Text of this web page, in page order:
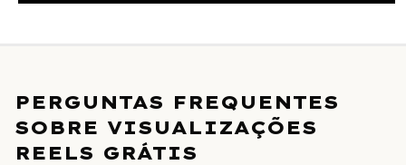
PERGUNTAS FREQUENTES
SOBRE VISUALIZAÇÕES
REELS GRÁTIS